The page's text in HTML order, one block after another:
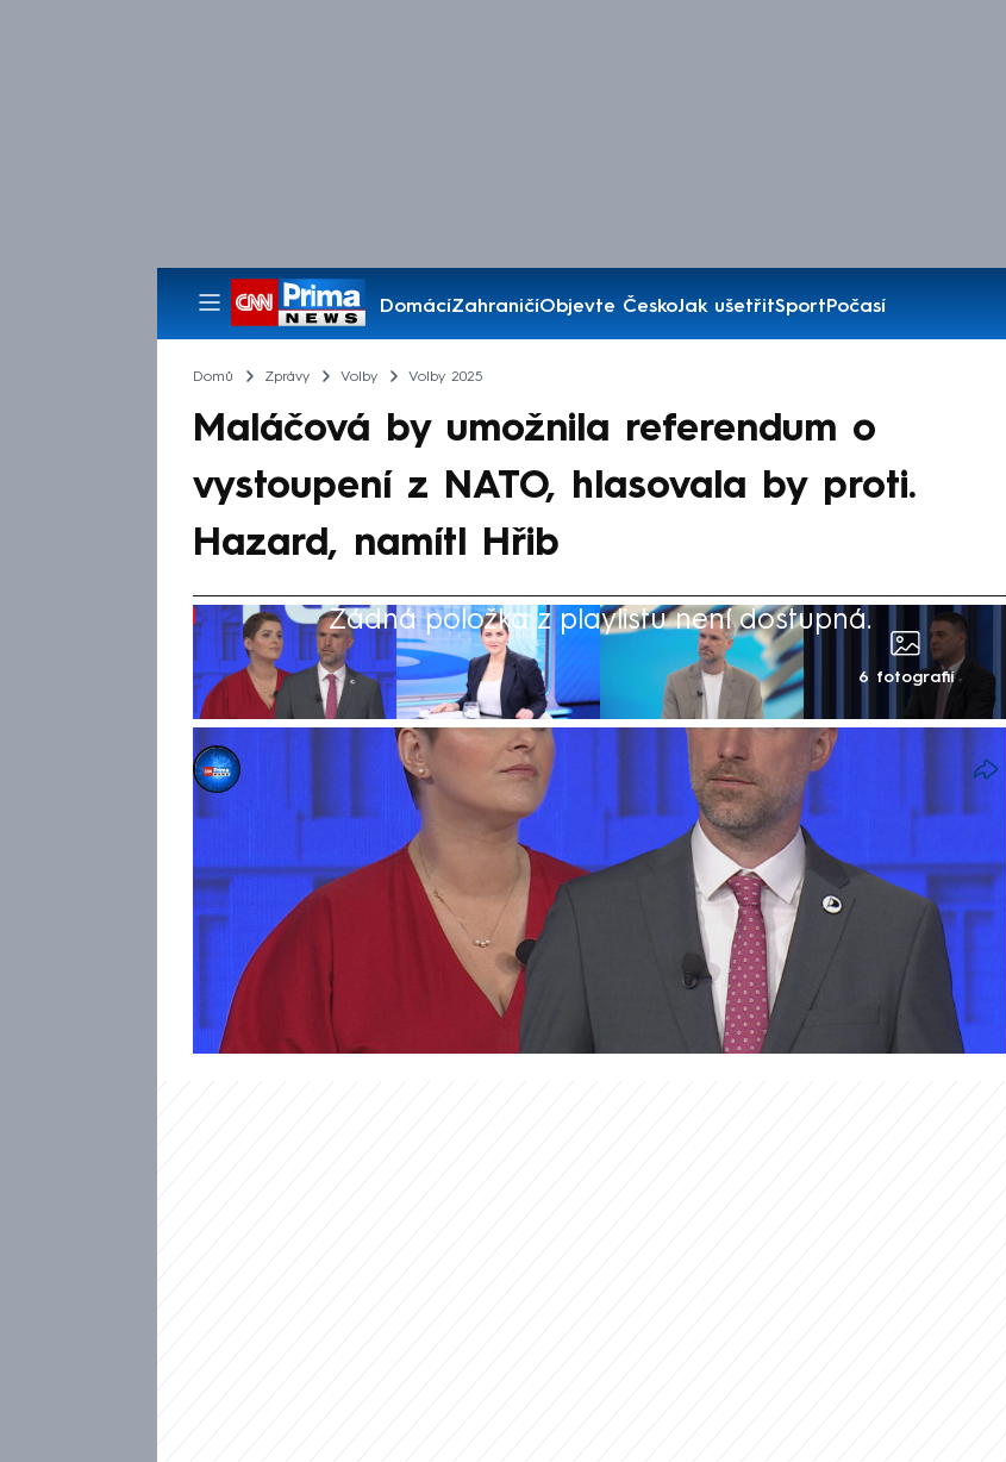
DomácíZahraničíObjevte ČeskoJak ušetřitSportPočasí
Pořady
Domů Zprávy Volby Volby 2025
Maláčová by umožnila referendum o
vystoupení z NATO, hlasovala by proti.
Hazard, namítl Hřib
Žádná položka z playlistu není dostupná.
6 fotografií
Barbora Kollárová
29. zář 2025, 23:36
Občané mají rozhodovat, a to i včetně zahraničněpolitických otázek. V
předvolební superdebatě lídrů ve vysílání CNN Prima NEWS to řekla
předsedkyně SOCDEM a lídryně pražské kandidátky hnutí Stačilo! Jana
Maláčová. Zároveň připustila, že ona sama by v referendu o vystoupení
ze Severoatlantické aliance (NATO) hlasovala proti. Předseda Pirátů
Zdeněk Hřib takové referendum označil za hazard s bezpečností
České republiky.